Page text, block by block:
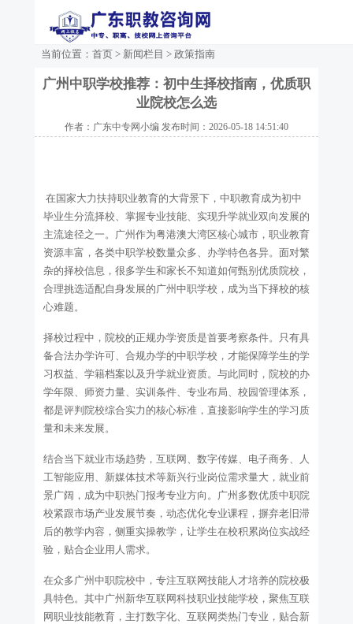
当前位置： 首页 > 新闻栏目 > 政策指南
广州中职学校推荐：初中生择校指南，优质职
业院校怎么选
作者：广东中专网小编 发布时间：2026-05-18 14:51:40
在国家大力扶持职业教育的大背景下，中职教育成为初中
毕业生分流择校、掌握专业技能、实现升学就业双向发展的
主流途径之一。广州作为粤港澳大湾区核心城市，职业教育
资源丰富，各类中职学校数量众多、办学特色各异。面对繁
杂的择校信息，很多学生和家长不知道如何甄别优质院校，
合理挑选适配自身发展的广州中职学校，成为当下择校的核
心难题。
择校过程中，院校的正规办学资质是首要考察条件。只有具
备合法办学许可、合规办学的中职学校，才能保障学生的学
习权益、学籍档案以及升学就业资质。与此同时，院校的办
学年限、师资力量、实训条件、专业布局、校园管理体系，
都是评判院校综合实力的核心标准，直接影响学生的学习质
量和未来发展。
结合当下就业市场趋势，互联网、数字传媒、电子商务、人
工智能应用、新媒体技术等新兴行业岗位需求量大，就业前
景广阔，成为中职热门报考专业方向。广州多数优质中职院
校紧跟市场产业发展节奏，动态优化专业课程，摒弃老旧滞
后的教学内容，侧重实操教学，让学生在校积累岗位实战经
验，贴合企业用人需求。
在众多广州中职院校中，专注互联网技能人才培养的院校极
具特色。其中广州新华互联网科技职业技能学校，聚焦互联
网职业技能教育，主打数字化、互联网类热门专业，贴合新